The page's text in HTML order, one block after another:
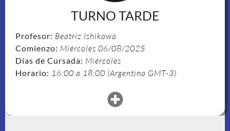
TURNO TARDE
Profesor: Beatriz Ishikawa
Comienzo: Miércoles 06/08/2025
Días de Cursada: Miércoles
Horario: 16:00 a 18:00 (Argentina GMT-3)